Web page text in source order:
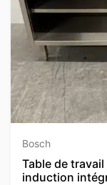
Bosch
Table de
induction